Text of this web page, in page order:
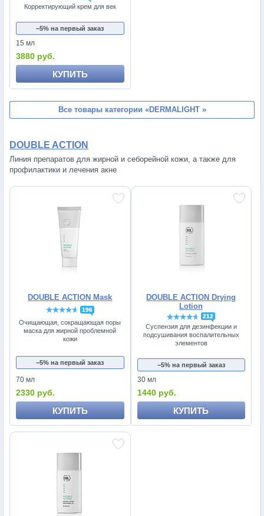
Корректирующий крем для век
−5% на первый заказ
15 мл
3880 руб.
КУПИТЬ
Все товары категории «DERMALIGHT »
DOUBLE ACTION
Линия препаратов для жирной и себорейной кожи, а также для
профилактики и лечения акне
DOUBLE ACTION Mask
196
Очищающая, сокращающая поры
маска для жирной проблемной
кожи
−5% на первый заказ
70 мл
2330 руб.
КУПИТЬ
DOUBLE ACTION Drying
Lotion
212
Суспензия для дезинфекции и
подсушивания воспалительных
элементов
−5% на первый заказ
30 мл
1440 руб.
КУПИТЬ